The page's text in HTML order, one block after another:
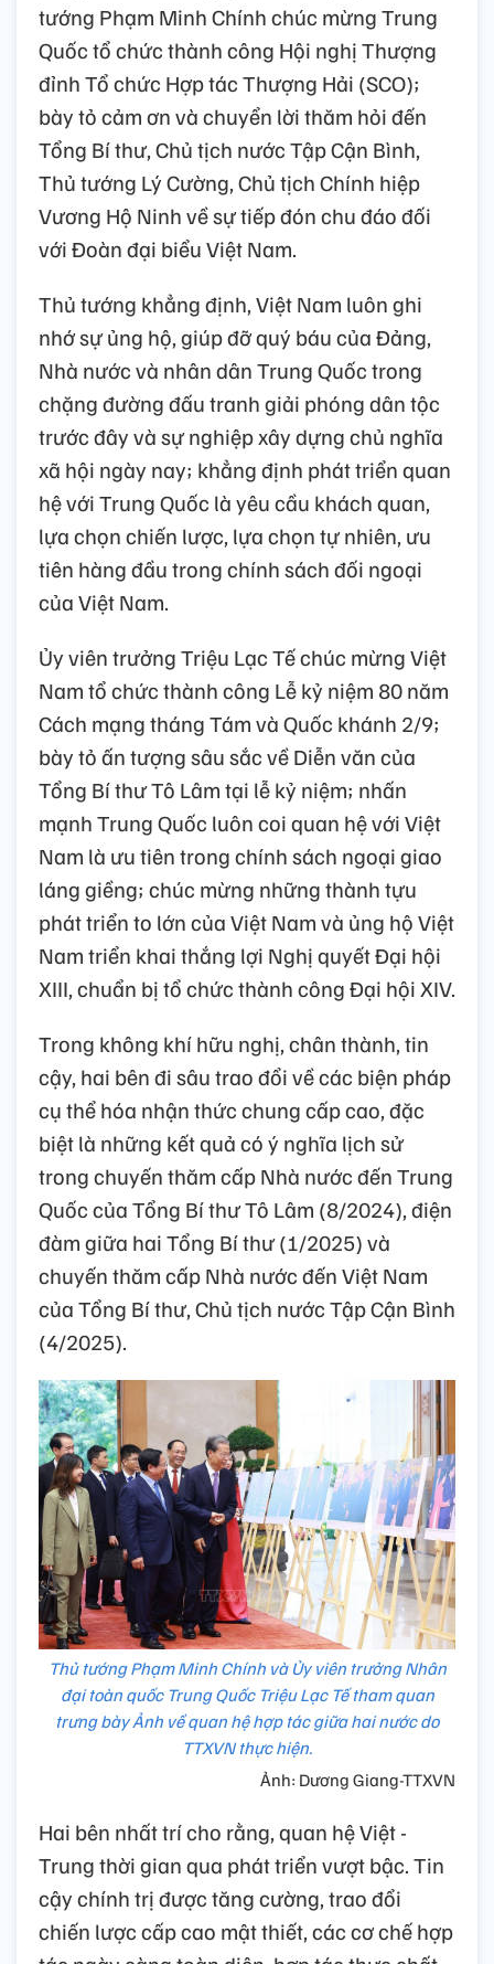
tướng Phạm Minh Chính chúc mừng Trung
Quốc tổ chức thành công Hội nghị Thượng
đỉnh Tổ chức Hợp tác Thượng Hải (SCO);
bày tỏ cảm ơn và chuyển lời thăm hỏi đến
Tổng Bí thư, Chủ tịch nước Tập Cận Bình,
Thủ tướng Lý Cường, Chủ tịch Chính hiệp
Vương Hộ Ninh về sự tiếp đón chu đáo đối
với Đoàn đại biểu Việt Nam.
Thủ tướng khẳng định, Việt Nam luôn ghi
nhớ sự ủng hộ, giúp đỡ quý báu của Đảng,
Nhà nước và nhân dân Trung Quốc trong
chặng đường đấu tranh giải phóng dân tộc
trước đây và sự nghiệp xây dựng chủ nghĩa
xã hội ngày nay; khẳng định phát triển quan
hệ với Trung Quốc là yêu cầu khách quan,
lựa chọn chiến lược, lựa chọn tự nhiên, ưu
tiên hàng đầu trong chính sách đối ngoại
của Việt Nam.
Ủy viên trưởng Triệu Lạc Tế chúc mừng Việt
Nam tổ chức thành công Lễ kỷ niệm 80 năm
Cách mạng tháng Tám và Quốc khánh 2/9;
bày tỏ ấn tượng sâu sắc về Diễn văn của
Tổng Bí thư Tô Lâm tại lễ kỷ niệm; nhấn
mạnh Trung Quốc luôn coi quan hệ với Việt
Nam là ưu tiên trong chính sách ngoại giao
láng giềng; chúc mừng những thành tựu
phát triển to lớn của Việt Nam và ủng hộ Việt
Nam triển khai thắng lợi Nghị quyết Đại hội
XIII, chuẩn bị tổ chức thành công Đại hội XIV.
Trong không khí hữu nghị, chân thành, tin
cậy, hai bên đi sâu trao đổi về các biện pháp
cụ thể hóa nhận thức chung cấp cao, đặc
biệt là những kết quả có ý nghĩa lịch sử
trong chuyến thăm cấp Nhà nước đến Trung
Quốc của Tổng Bí thư Tô Lâm (8/2024), điện
đàm giữa hai Tổng Bí thư (1/2025) và
chuyến thăm cấp Nhà nước đến Việt Nam
của Tổng Bí thư, Chủ tịch nước Tập Cận Bình
(4/2025).
Thủ tướng Phạm Minh Chính và Ủy viên trưởng Nhân
đại toàn quốc Trung Quốc Triệu Lạc Tế tham quan
trưng bày Ảnh về quan hệ hợp tác giữa hai nước do
TTXVN thực hiện.
Ảnh: Dương Giang-TTXVN
Hai bên nhất trí cho rằng, quan hệ Việt -
Trung thời gian qua phát triển vượt bậc. Tin
cậy chính trị được tăng cường, trao đổi
chiến lược cấp cao mật thiết, các cơ chế hợp